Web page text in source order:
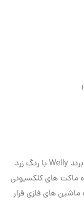
ماکت ماشین ۱۹۵۳ Packard Caribbean برند Welly با رنگ زرد
فروشگاه ماکت های کلکسیونی
های فلزی قرار